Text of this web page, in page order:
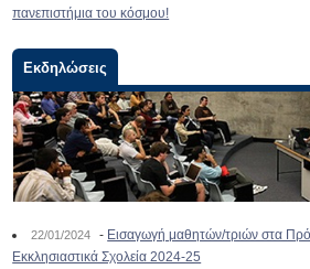
πανεπιστήμια του κόσμου!
Εκδηλώσεις
22/01/2024 - Εισαγωγή μαθητών/τριών στα
Εκκλησιαστικά Σχολεία 2024-25